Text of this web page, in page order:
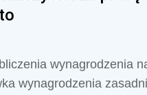
wynagrodzenia
wynagrodzenia